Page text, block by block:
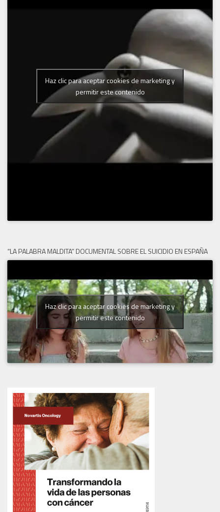
Haz clic para aceptar cookies de marketing y
permitir este contenido
“LA PALABRA MALDITA” DOCUMENTAL SOBRE EL SUICIDIO EN ESPAÑA
Haz clic para aceptar cookies de marketing y
permitir este contenido